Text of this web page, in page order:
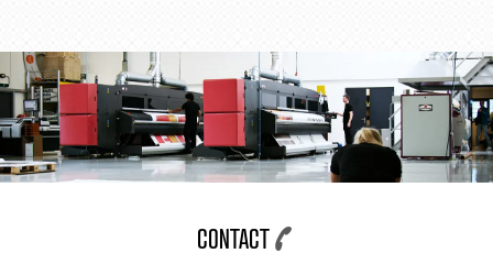
CONTACT